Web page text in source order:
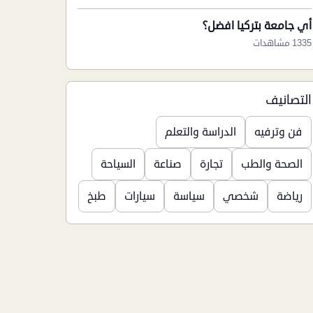
أي جامعة بتركيا افضل؟
1335 مشاهدات
التصانيف
فن وترفيه الدراسة والتعلم
الصحة والطب تجارة صناعة السياحة
رياضة شخصي سياسة سيارات طبخ